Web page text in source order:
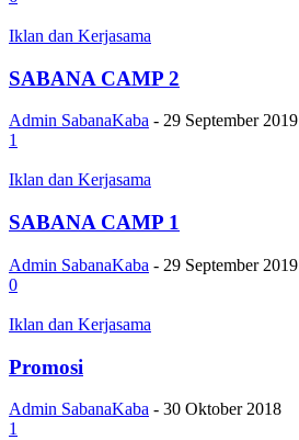
Iklan dan Kerjasama
SABANA CAMP 2
Admin SabanaKaba - 29 September 2019
1
Iklan dan Kerjasama
SABANA CAMP 1
Admin SabanaKaba - 29 September 2019
0
Iklan dan Kerjasama
Promosi
Admin SabanaKaba - 30 Oktober 2018
1